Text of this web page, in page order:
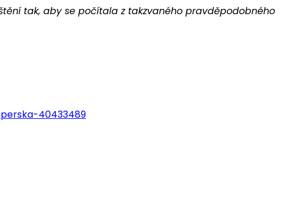
tak, aby se počítala z takzvaného pravděpodobného
40433489